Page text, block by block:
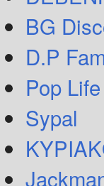
BG
D.P
Pop
Sypal